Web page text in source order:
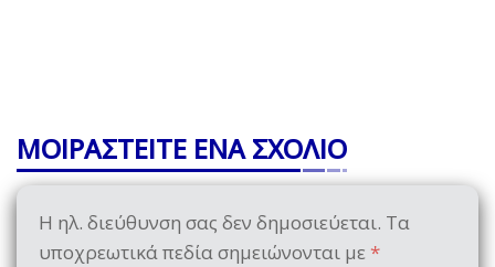
ΜΟΙΡΑΣΤΕΙΤΕ ΕΝΑ ΣΧΟΛΙΟ
Η ηλ. διεύθυνση σας δεν δημοσιεύεται. Τα
υποχρεωτικά πεδία σημειώνονται με *